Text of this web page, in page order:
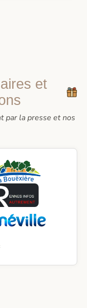
par la presse et nos